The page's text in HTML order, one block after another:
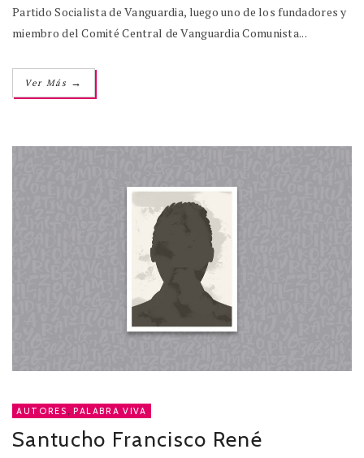
Partido Socialista de Vanguardia, luego uno de los fundadores y
miembro del Comité Central de Vanguardia Comunista...
Ver Más →
AUTORES , PALABRA VIVA
Santucho Francisco René